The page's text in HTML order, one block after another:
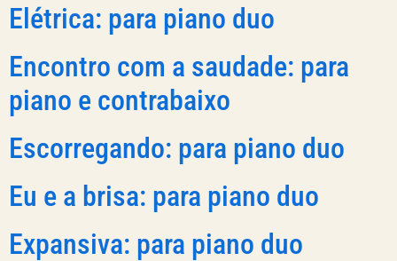
Elétrica: para piano duo
Encontro com a saudade: para
piano e contrabaixo
Escorregando: para piano duo
Eu e a brisa: para piano duo
Expansiva: para piano duo